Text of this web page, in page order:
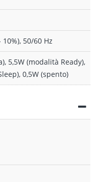
10%), 50/60 Hz
5,5W (modalità Ready),
0,5W (spento)